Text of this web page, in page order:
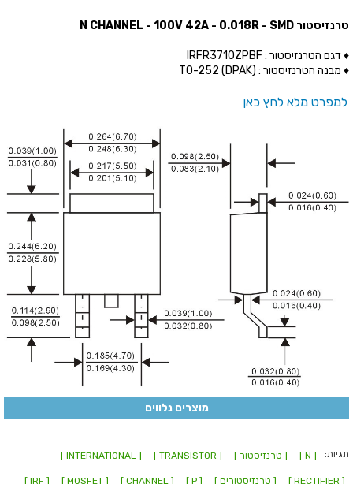
טרנזיסטור N CHANNEL - 100V 42A - 0.018R - SMD
♦ דגם הטרנזיסטור : IRFR3710ZPBF
♦ מבנה הטרנזיסטור : (TO-252 (DPAK
למפרט מלא לחץ כאן
מוצרים נלווים
תגיות: [ N ] [ טרנזיסטור ] [ TRANSISTOR ]
[ INTERNATIONAL ]
[ RECTIFIER ] [ טרנזיסטורים ] [ P ]
[ CHANNEL ]
[ MOSFET ]
[ IRF ]